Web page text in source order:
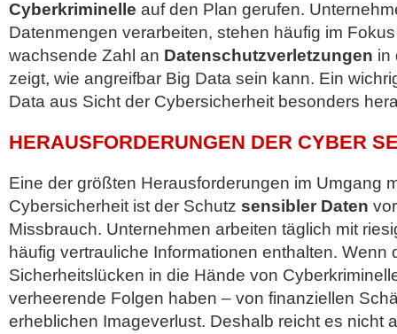
Cyberkriminelle auf den Plan gerufen.
Datenmengen verarbeiten, stehen häufig im
wachsende Zahl an Datenschutzverletzungen in
zeigt, wie angreifbar Big Data sein kann. Ein
Data aus Sicht der Cybersicherheit besonders
HERAUSFORDERUNGEN DER CYBER
Eine der größten Herausforderungen im Umgang
Cybersicherheit ist der Schutz sensibler Daten
Missbrauch. Unternehmen arbeiten täglich mit
häufig vertrauliche Informationen enthalten. Wenn
Sicherheitslücken in die Hände von
verheerende Folgen haben – von finanziellen
erheblichen Imageverlust. Deshalb reicht es nicht